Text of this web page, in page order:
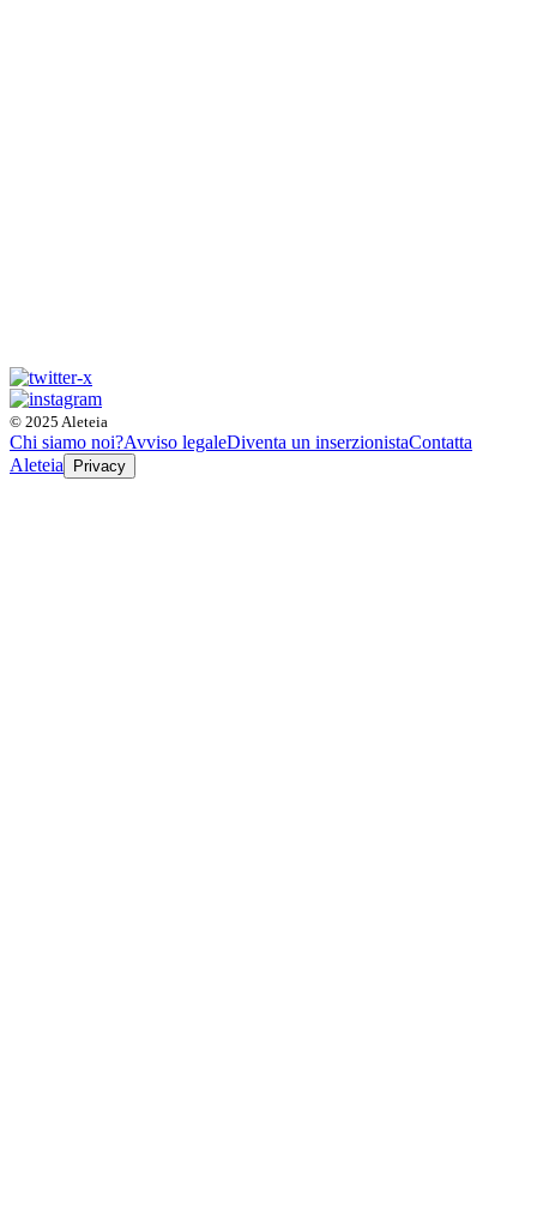
© 2025 Aleteia
Chi siamo noi?Avviso legaleDiventa un inserzionistaContatta
Aleteia
Privacy